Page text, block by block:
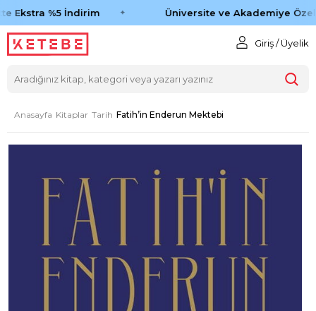
Ekstra %5 İndirim Üniversite ve Akademiye Özel
Giriş / Üyelik
Anasayfa Kitaplar Tarih Fatih’in Enderun Mektebi